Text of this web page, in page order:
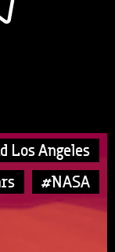
Los Angeles
#NASA